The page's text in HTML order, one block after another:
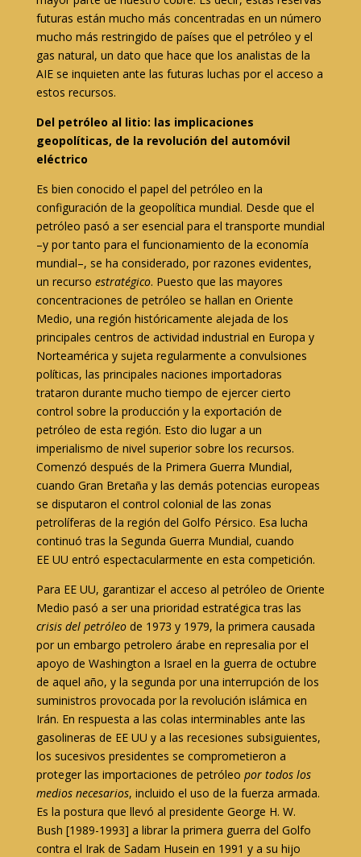
futuras están mucho más concentradas en un número
mucho más restringido de países que el petróleo y el
gas natural, un dato que hace que los analistas de la
AIE se inquieten ante las futuras luchas por el acceso a
estos recursos.
Del petróleo al litio: las implicaciones
geopolíticas, de la revolución del automóvil
eléctrico
Es bien conocido el papel del petróleo en la
configuración de la geopolítica mundial. Desde que el
petróleo pasó a ser esencial para el transporte mundial
–y por tanto para el funcionamiento de la economía
mundial–, se ha considerado, por razones evidentes,
un recurso estratégico. Puesto que las mayores
concentraciones de petróleo se hallan en Oriente
Medio, una región históricamente alejada de los
principales centros de actividad industrial en Europa y
Norteamérica y sujeta regularmente a convulsiones
políticas, las principales naciones importadoras
trataron durante mucho tiempo de ejercer cierto
control sobre la producción y la exportación de
petróleo de esta región. Esto dio lugar a un
imperialismo de nivel superior sobre los recursos.
Comenzó después de la Primera Guerra Mundial,
cuando Gran Bretaña y las demás potencias europeas
se disputaron el control colonial de las zonas
petrolíferas de la región del Golfo Pérsico. Esa lucha
continuó tras la Segunda Guerra Mundial, cuando
EE UU entró espectacularmente en esta competición.
Para EE UU, garantizar el acceso al petróleo de Oriente
Medio pasó a ser una prioridad estratégica tras las
crisis del petróleo de 1973 y 1979, la primera causada
por un embargo petrolero árabe en represalia por el
apoyo de Washington a Israel en la guerra de octubre
de aquel año, y la segunda por una interrupción de los
suministros provocada por la revolución islámica en
Irán. En respuesta a las colas interminables ante las
gasolineras de EE UU y a las recesiones subsiguientes,
los sucesivos presidentes se comprometieron a
proteger las importaciones de petróleo por todos los
medios necesarios, incluido el uso de la fuerza armada.
Es la postura que llevó al presidente George H. W.
Bush [1989-1993] a librar la primera guerra del Golfo
contra el Irak de Sadam Husein en 1991 y a su hijo